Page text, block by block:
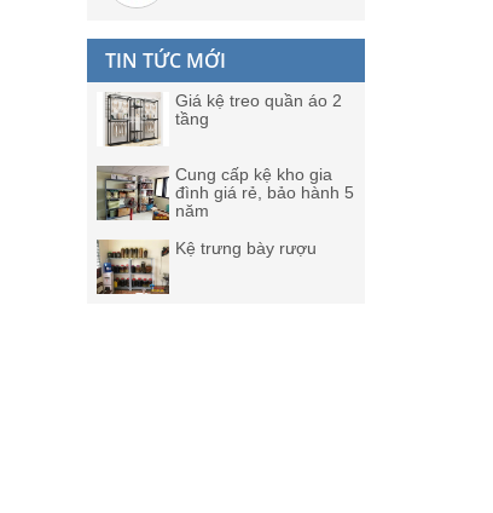
TIN TỨC MỚI
Giá kệ treo quần áo 2
tầng
Cung cấp kệ kho gia
đình giá rẻ, bảo hành 5
năm
Kệ trưng bày rượu